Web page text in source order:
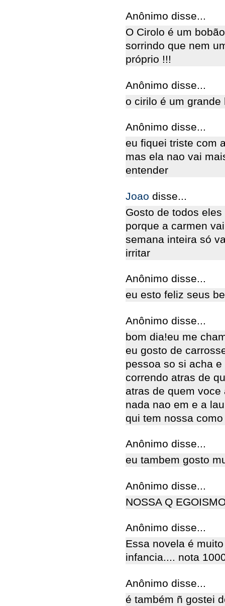
Anônimo disse...
O Cirolo é um
sorrindo que nem
próprio !!!
Anônimo disse...
o cirilo é um grande
Anônimo disse...
eu fiquei triste com
mas ela nao vai
entender
Joao disse...
Gosto de todos
porque a carmen
semana inteira só
irritar
Anônimo disse...
eu esto feliz seus
Anônimo disse...
bom dia!eu me
eu gosto de
pessoa so si acha
correndo atras de
atras de quem
nada nao em e a
qui tem nossa
Anônimo disse...
eu tambem gosto
Anônimo disse...
NOSSA Q
Anônimo disse...
Essa novela é
infancia.... nota
Anônimo disse...
é também ñ gostei